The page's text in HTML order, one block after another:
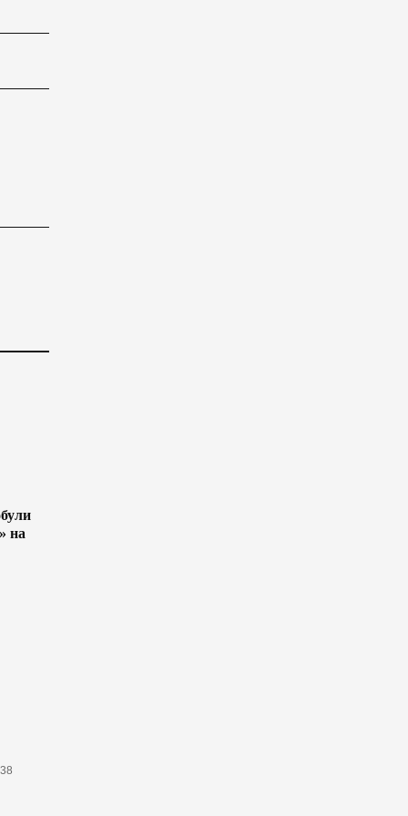
на